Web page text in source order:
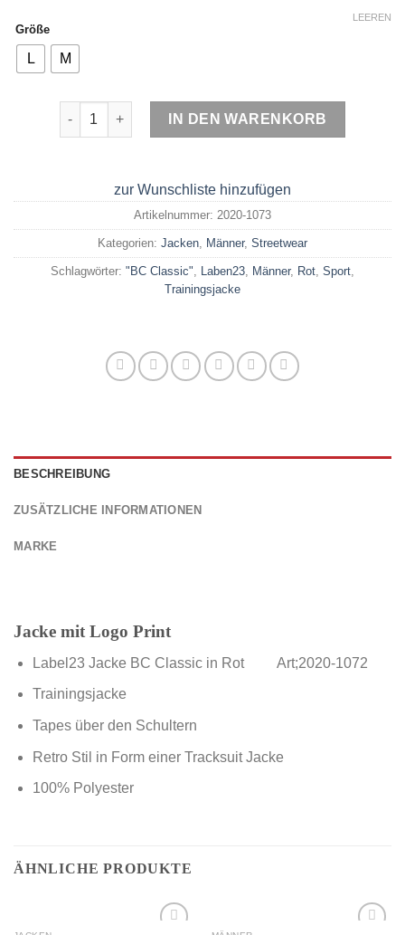
Größe
L M
LEEREN
LABEL23 Jacke BC Classic Rot Menge
IN DEN WARENKORB
zur Wunschliste hinzufügen
Artikelnummer: 2020-1073
Kategorien: Jacken Männer, Streetwear
Schlagwörter: "BC Classic" Laben23 Männer, Rot Sport
Trainingsjacke
BESCHREIBUNG
ZUSÄTZLICHE INFORMATIONEN
MARKE
Jacke mit Logo Print
Label23 Jacke BC Classic in Rot Art;2020-1072
Trainingsjacke
Tapes über den Schultern
Retro Stil in Form einer Tracksuit Jacke
100% Polyester
ÄHNLICHE PRODUKTE